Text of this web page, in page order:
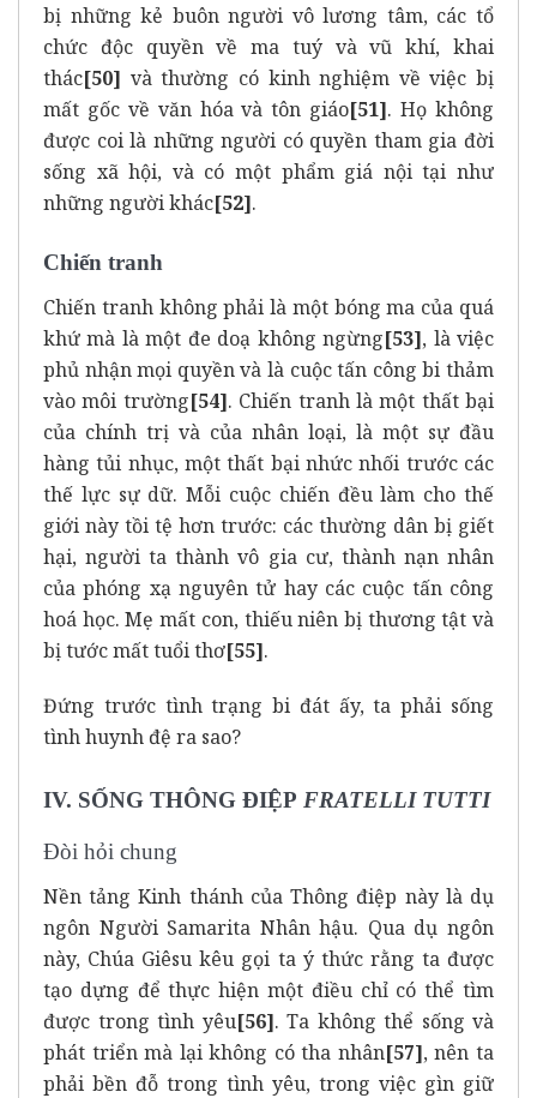
bị những kẻ buôn người vô lương tâm, các tổ
chức độc quyền về ma tuý và vũ khí, khai
thác[50] và thường có kinh nghiệm về việc bị
mất gốc về văn hóa và tôn giáo[51]. Họ không
được coi là những người có quyền tham gia đời
sống xã hội, và có một phẩm giá nội tại như
những người khác[52].
Chiến tranh
Chiến tranh không phải là một bóng ma của quá
khứ mà là một đe doạ không ngừng[53], là việc
phủ nhận mọi quyền và là cuộc tấn công bi thảm
vào môi trường[54]. Chiến tranh là một thất bại
của chính trị và của nhân loại, là một sự đầu
hàng tủi nhục, một thất bại nhức nhối trước các
thế lực sự dữ. Mỗi cuộc chiến đều làm cho thế
giới này tồi tệ hơn trước: các thường dân bị giết
hại, người ta thành vô gia cư, thành nạn nhân
của phóng xạ nguyên tử hay các cuộc tấn công
hoá học. Mẹ mất con, thiếu niên bị thương tật và
bị tước mất tuổi thơ[55].
Đứng trước tình trạng bi đát ấy, ta phải sống
tình huynh đệ ra sao?
IV. SỐNG THÔNG ĐIỆP FRATELLI TUTTI
Đòi hỏi chung
Nền tảng Kinh thánh của Thông điệp này là dụ
ngôn Người Samarita Nhân hậu. Qua dụ ngôn
này, Chúa Giêsu kêu gọi ta ý thức rằng ta được
tạo dựng để thực hiện một điều chỉ có thể tìm
được trong tình yêu[56]. Ta không thể sống và
phát triển mà lại không có tha nhân[57], nên ta
phải bền đỗ trong tình yêu, trong việc gìn giữ